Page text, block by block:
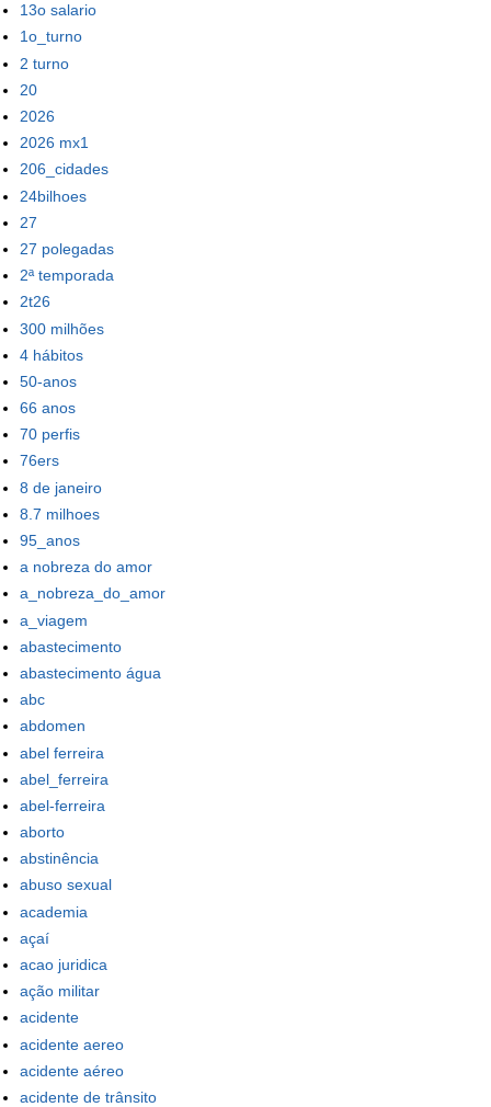
13o salario
1o_turno
2 turno
20
2026
2026 mx1
206_cidades
24bilhoes
27
27 polegadas
2ª temporada
2t26
300 milhões
4 hábitos
50-anos
66 anos
70 perfis
76ers
8 de janeiro
8.7 milhoes
95_anos
a nobreza do amor
a_nobreza_do_amor
a_viagem
abastecimento
abastecimento água
abc
abdomen
abel ferreira
abel_ferreira
abel-ferreira
aborto
abstinência
abuso sexual
academia
açaí
acao juridica
ação militar
acidente
acidente aereo
acidente aéreo
acidente de trânsito